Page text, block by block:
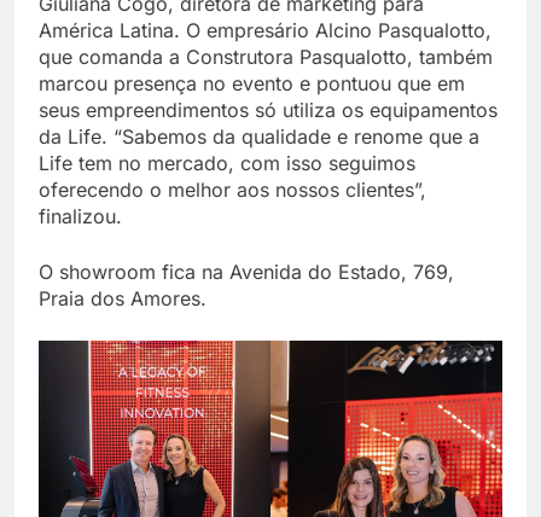
América Latina. O empresário Alcino Pasqualotto,
que comanda a Construtora Pasqualotto, também
marcou presença no evento e pontuou que em
seus empreendimentos só utiliza os equipamentos
da Life. “Sabemos da qualidade e renome que a
Life tem no mercado, com isso seguimos
oferecendo o melhor aos nossos clientes”,
finalizou.
O showroom fica na Avenida do Estado, 769,
Praia dos Amores.